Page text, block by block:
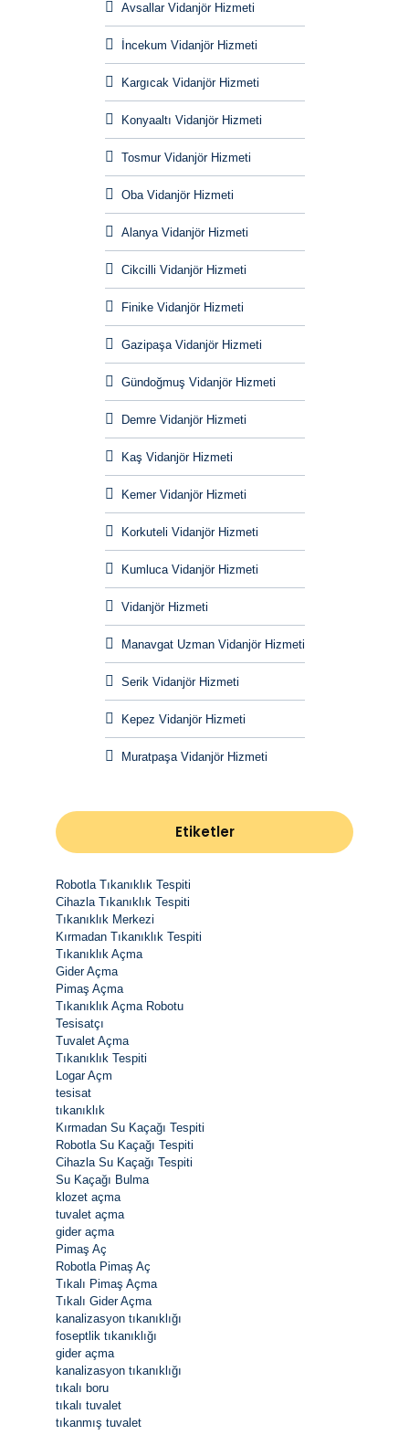
Avsallar Vidanjör Hizmeti
İncekum Vidanjör Hizmeti
Kargıcak Vidanjör Hizmeti
Konyaaltı Vidanjör Hizmeti
Tosmur Vidanjör Hizmeti
Oba Vidanjör Hizmeti
Alanya Vidanjör Hizmeti
Cikcilli Vidanjör Hizmeti
Finike Vidanjör Hizmeti
Gazipaşa Vidanjör Hizmeti
Gündoğmuş Vidanjör Hizmeti
Demre Vidanjör Hizmeti
Kaş Vidanjör Hizmeti
Kemer Vidanjör Hizmeti
Korkuteli Vidanjör Hizmeti
Kumluca Vidanjör Hizmeti
Vidanjör Hizmeti
Manavgat Uzman Vidanjör Hizmeti
Serik Vidanjör Hizmeti
Kepez Vidanjör Hizmeti
Muratpaşa Vidanjör Hizmeti
Etiketler
Robotla Tıkanıklık Tespiti
Cihazla Tıkanıklık Tespiti
Tıkanıklık Merkezi
Kırmadan Tıkanıklık Tespiti
Tıkanıklık Açma
Gider Açma
Pimaş Açma
Tıkanıklık Açma Robotu
Tesisatçı
Tuvalet Açma
Tıkanıklık Tespiti
Logar Açm
tesisat
tıkanıklık
Kırmadan Su Kaçağı Tespiti
Robotla Su Kaçağı Tespiti
Cihazla Su Kaçağı Tespiti
Su Kaçağı Bulma
klozet açma
tuvalet açma
gider açma
Pimaş Aç
Robotla Pimaş Aç
Tıkalı Pimaş Açma
Tıkalı Gider Açma
kanalizasyon tıkanıklığı
foseptlik tıkanıklığı
gider açma
kanalizasyon tıkanıklığı
tıkalı boru
tıkalı tuvalet
tıkanmış tuvalet